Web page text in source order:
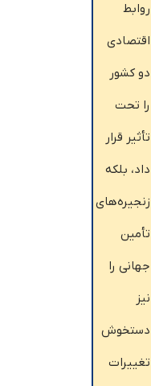
روابط
اقتصادی
دو کشور
را تحت
تأثیر قرار
داد، بلکه
زنجیره‌های
تأمین
جهانی را
نیز
دستخوش
تغییرات